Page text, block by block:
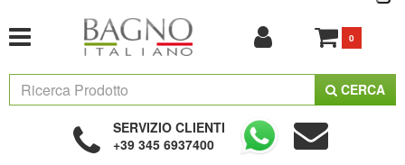
0
CERCA
SERVIZIO CLIENTI
+39 345 6937400